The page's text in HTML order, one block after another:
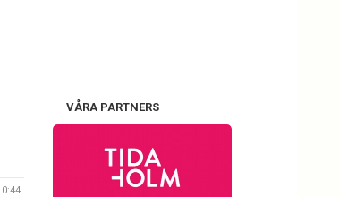
VÅRA PARTNERS